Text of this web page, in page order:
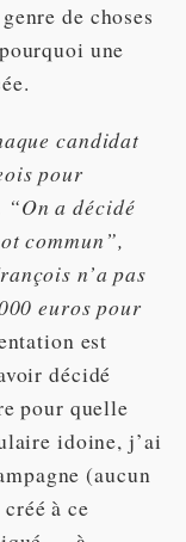
de choses
une
candidat
pour
“On a décidé
commun”,
n’a pas
euros pour
est
décidé
pour quelle
idoine, j’ai
(aucun
à ce